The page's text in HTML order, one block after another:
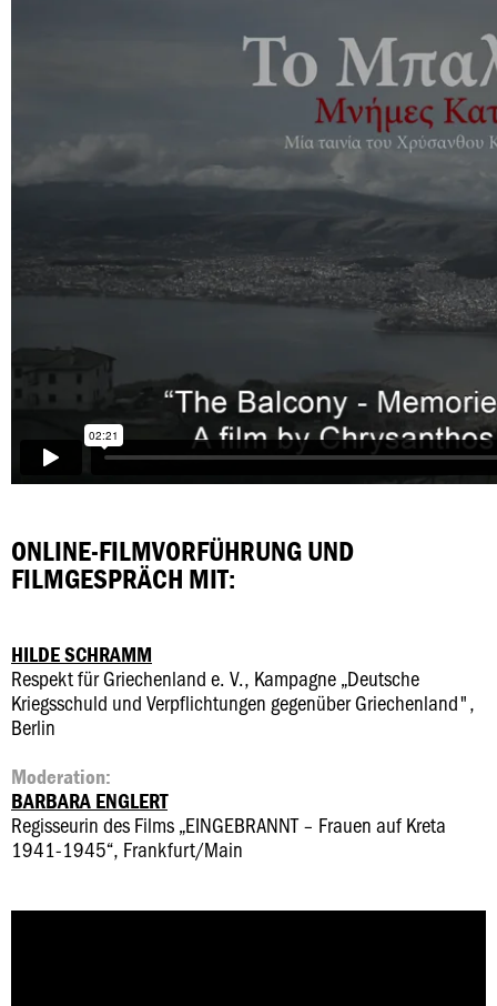
ONLINE-FILMVORFÜHRUNG UND
FILMGESPRÄCH MIT:
HILDE SCHRAMM
Respekt für Griechenland e. V., Kampagne „Deutsche
Kriegsschuld und Verpflichtungen gegenüber Griechenland",
Berlin
Moderation:
BARBARA ENGLERT
Regisseurin des Films „EINGEBRANNT – Frauen auf Kreta
1941-1945“, Frankfurt/Main